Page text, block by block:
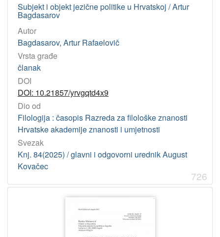
Subjekt i objekt jezične politike u Hrvatskoj / Artur
Bagdasarov
Autor
Bagdasarov, Artur Rafaelovič
Vrsta građe
članak
DOI
DOI: 10.21857/yrvgqtd4x9
Dio od
Filologija : časopis Razreda za filološke znanosti
Hrvatske akademije znanosti i umjetnosti
Svezak
Knj. 84(2025) / glavni i odgovorni urednik August
Kovačec
726